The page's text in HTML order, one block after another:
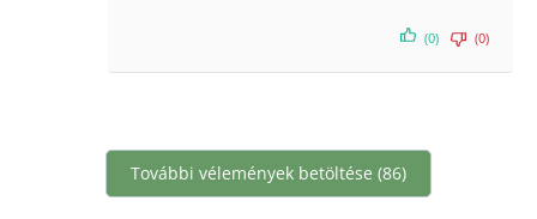
(0) (0)
További vélemények betöltése (86)